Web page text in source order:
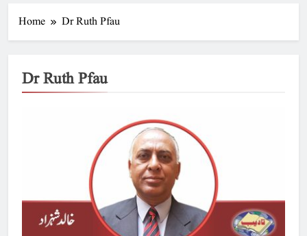
Home Dr Ruth Pfau
Dr Ruth Pfau